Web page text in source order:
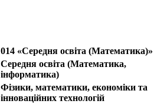
014 «Середня освіта (Математика)»
Середня освіта (Математика,
інформатика)
Фізики, математики, економіки та
інноваційних технологій